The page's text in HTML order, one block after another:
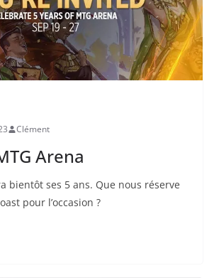
Clément
Arena
bientôt ses 5 ans. Que nous réserve
pour l’occasion ?